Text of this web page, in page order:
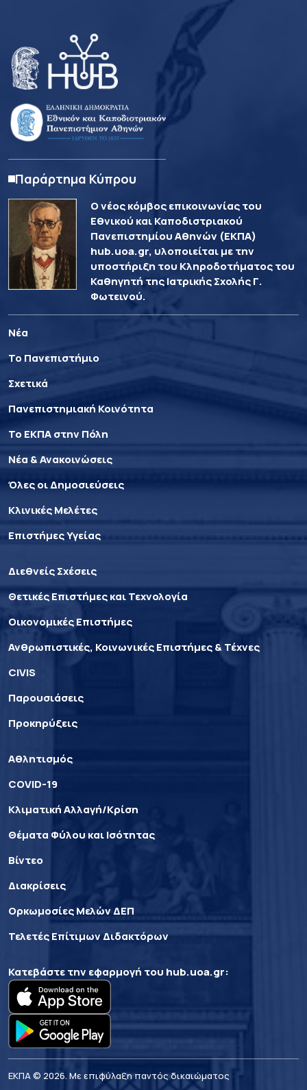
Παράρτημα Κύπρου
Ο νέος κόμβος επικοινωνίας του
Εθνικού και Καποδιστριακού
Πανεπιστημίου Αθηνών (ΕΚΠΑ)
hub.uoa.gr, υλοποιείται με την
υποστήριξη του Κληροδοτήματος του
Καθηγητή της Ιατρικής Σχολής Γ.
Φωτεινού.
Νέα
Το Πανεπιστήμιο
Σχετικά
Πανεπιστημιακή Κοινότητα
Το ΕΚΠΑ στην Πόλη
Νέα & Ανακοινώσεις
Όλες οι Δημοσιεύσεις
Κλινικές Μελέτες
Επιστήμες Υγείας
Διεθνείς Σχέσεις
Θετικές Επιστήμες και Τεχνολογία
Οικονομικές Επιστήμες
Ανθρωπιστικές, Κοινωνικές Επιστήμες & Τέχνες
CIVIS
Παρουσιάσεις
Προκηρύξεις
Αθλητισμός
COVID-19
Κλιματική Αλλαγή/Κρίση
Θέματα Φύλου και Ισότητας
Βίντεο
Διακρίσεις
Ορκωμοσίες Μελών ΔΕΠ
Τελετές Επίτιμων Διδακτόρων
Κατεβάστε την εφαρμογή του hub.uoa.gr:
ΕΚΠΑ © 2026. Με επιφύλαξη παντός δικαιώματος